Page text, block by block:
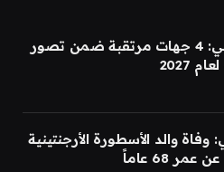
التقسيم الترابي: 4 جهات مرتقبة ضمن تصور
2027
والد الأسطورة الأرجنتينية
68 عاماً